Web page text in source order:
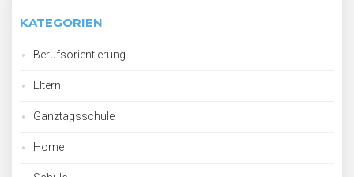
KATEGORIEN
Berufsorientierung
Eltern
Ganztagsschule
Home